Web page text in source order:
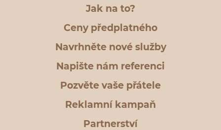
Jak na to?
Ceny předplatného
Navrhněte nové služby
Napište nám referenci
Pozvěte vaše přátele
Reklamní kampaň
Partnerství